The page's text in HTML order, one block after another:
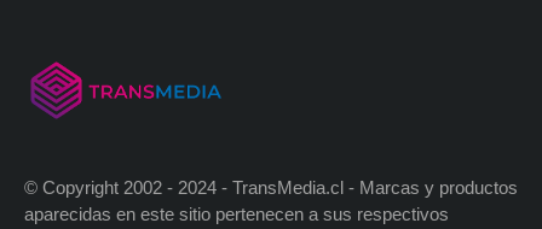
© Copyright 2002 - 2024 - TransMedia.cl - Marcas y productos
aparecidas en este sitio pertenecen a sus respectivos